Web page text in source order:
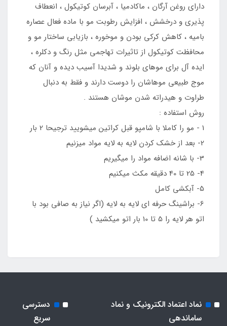
دارای روغن آرگان ، ماکادمیا ، آبرسان کوتیکول ، انعطاف
پذیری و درخشش ، افزایش رطوبت مو با ماده فعال عصاره
بامیه ، کاهش کرکی بودن و موخوره ، بازیابی ساختار مو و
محافظت کوتیکول از تاثیرات تهاجمی مثل رنگ و دکلره ،
ایده آل برای موهای بلوند و شدیدا آسیب دیده و آنان که
موج طبیعی موهاشان را دوست دارند و فقط به دنبال
طراوت و هیدراته شدن موشان هستند .
روش استفاده :
1 - مو را کاملا با شامپو قبل کراتین میشویید ترجیحا 2 بار
2- بعد از خشک کردن لایه به لایه مواد میزنیم
3- با شانه اضافه مواد را میگیریم
4- 25 تا 40 دقیقه مکث میکنیم
5- آبکشی کامل
6- براشینگ حرفه ای لایه به لایه (اگر نیاز به صافی بود با
اتو هر لایه را 5 تا 10 بار اتو میکشید )
نماد اعتماد الکترونیک و نماد
ساماندهی
دسترسی
سریع